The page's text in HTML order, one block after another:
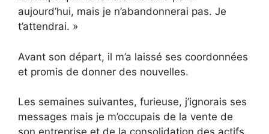
aujourd’hui, mais je n’abandonnerai pas. Je
t’attendrai. »
Avant son départ, il m’a laissé ses coordonnées
et promis de donner des nouvelles.
Les semaines suivantes, furieuse, j’ignorais ses
messages mais je m’occupais de la vente de